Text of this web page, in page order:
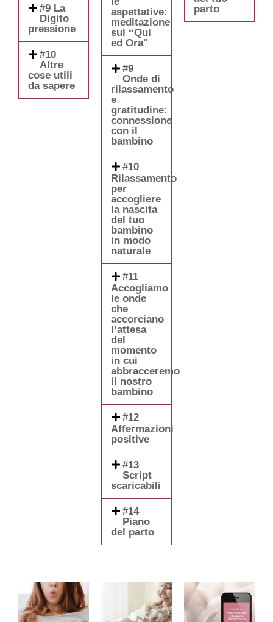
#9 La
Digito
pressione
#10
Altre
cose utili
da sapere
aspettative:
meditazione
sul “Qui
ed Ora"
#9
Onde di
rilassamento
e
gratitudine:
connessione
con il
bambino
#10
Rilassamento
per
accogliere
la nascita
del tuo
bambino
in modo
naturale
#11
Accogliamo
le onde
che
accorciano
l’attesa
del
momento
in cui
abbracceremo
il nostro
bambino
#12
Affermazioni
positive
#13
Script
scaricabili
#14
Piano
del parto
parto